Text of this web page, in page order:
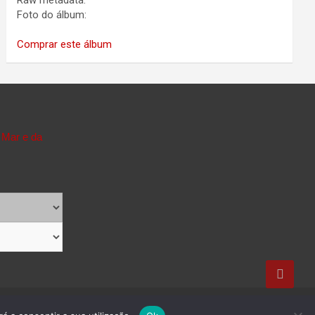
Foto do álbum:
Comprar este álbum